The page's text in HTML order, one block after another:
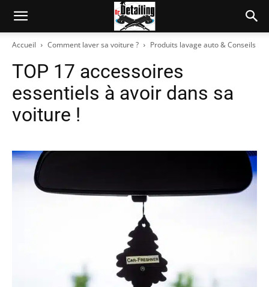
Accueil Comment laver sa voiture ? Produits lavage auto & Conseils
TOP 17 accessoires
essentiels à avoir dans sa
voiture !